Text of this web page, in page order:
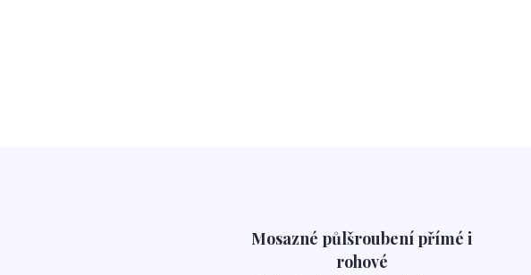
Mosazné půlšroubení přímé i
rohové